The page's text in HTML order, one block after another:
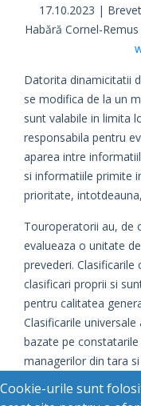
17.10.2023 |
Habără Cornel-
Datorita dinamicitatii
se modifica de la un
sunt valabile in limita
responsabila pentru
aparea intre
si informatiile primite
prioritate,
Touroperatorii au, de
evalueaza o unitate
prevederi.
clasificari proprii si
pentru calitatea
Clasificarile
bazate pe
managerilor din tara
Daca este cazul,
Cookie-urile sunt